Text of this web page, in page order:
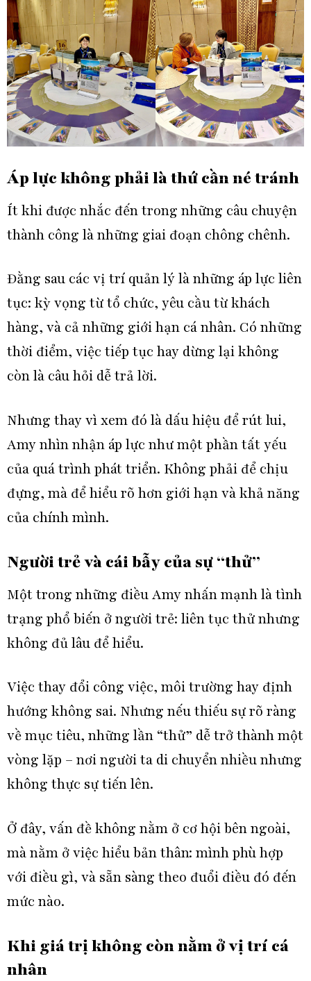
Áp lực không phải là thứ cần né tránh
Ít khi được nhắc đến trong những câu chuyện
thành công là những giai đoạn chông chênh.
Đằng sau các vị trí quản lý là những áp lực liên
tục: kỳ vọng từ tổ chức, yêu cầu từ khách
hàng, và cả những giới hạn cá nhân. Có những
thời điểm, việc tiếp tục hay dừng lại không
còn là câu hỏi dễ trả lời.
Nhưng thay vì xem đó là dấu hiệu để rút lui,
Amy nhìn nhận áp lực như một phần tất yếu
của quá trình phát triển. Không phải để chịu
đựng, mà để hiểu rõ hơn giới hạn và khả năng
của chính mình.
Người trẻ và cái bẫy của sự “thử”
Một trong những điều Amy nhấn mạnh là tình
trạng phổ biến ở người trẻ: liên tục thử nhưng
không đủ lâu để hiểu.
Việc thay đổi công việc, môi trường hay định
hướng không sai. Nhưng nếu thiếu sự rõ ràng
về mục tiêu, những lần “thử” dễ trở thành một
vòng lặp – nơi người ta di chuyển nhiều nhưng
không thực sự tiến lên.
Ở đây, vấn đề không nằm ở cơ hội bên ngoài,
mà nằm ở việc hiểu bản thân: mình phù hợp
với điều gì, và sẵn sàng theo đuổi điều đó đến
mức nào.
Khi giá trị không còn nằm ở vị trí cá
nhân